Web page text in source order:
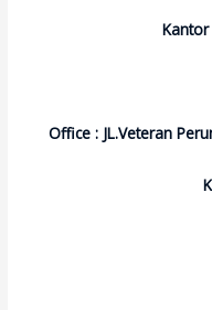
Office : JL.Veteran